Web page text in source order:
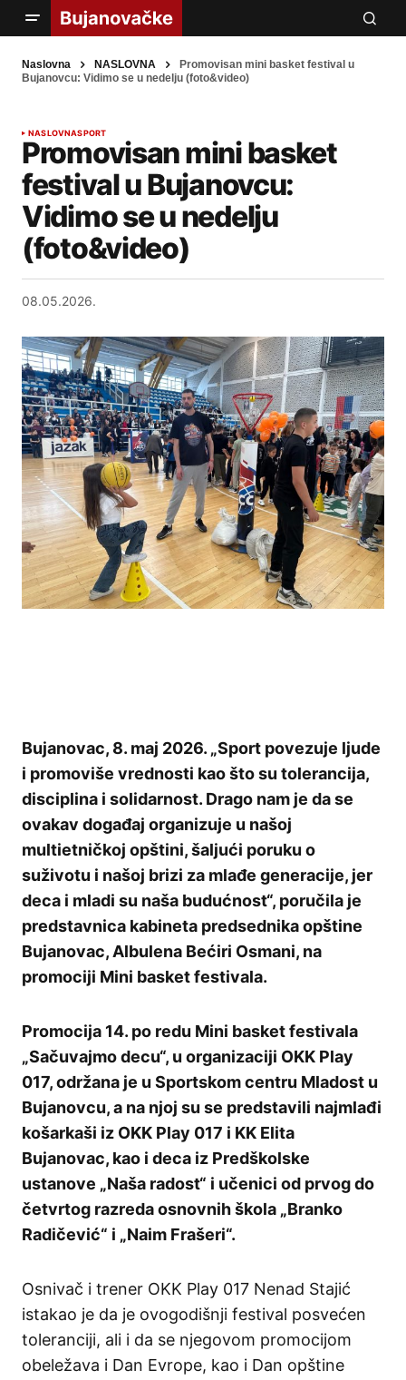
Naslovna NASLOVNA
Promovisan mini basket festival u
Bujanovcu: Vidimo se u nedelju (foto&video)
NASLOVNASPORT
Promovisan mini basket
festival u Bujanovcu:
Vidimo se u nedelju
(foto&video)
08.05.2026.
Bujanovac, 8. maj 2026. „Sport povezuje ljude
i promoviše vrednosti kao što su tolerancija,
disciplina i solidarnost. Drago nam je da se
ovakav događaj organizuje u našoj
multietničkoj opštini, šaljući poruku o
suživotu i našoj brizi za mlađe generacije, jer
deca i mladi su naša budućnost“, poručila je
predstavnica kabineta predsednika opštine
Bujanovac, Albulena Bećiri Osmani, na
promociji Mini basket festivala.
Promocija 14. po redu Mini basket festivala
„Sačuvajmo decu“, u organizaciji OKK Play
017, održana je u Sportskom centru Mladost u
Bujanovcu, a na njoj su se predstavili najmlađi
košarkaši iz OKK Play 017 i KK Elita
Bujanovac, kao i deca iz Predškolske
ustanove „Naša radost“ i učenici od prvog do
četvrtog razreda osnovnih škola „Branko
Radičević“ i „Naim Frašeri“.
Osnivač i trener OKK Play 017 Nenad Stajić
istakao je da je ovogodišnji festival posvećen
toleranciji, ali i da se njegovom promocijom
obeležava i Dan Evrope, kao i Dan opštine